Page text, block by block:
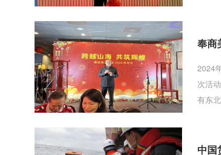
奉商
2024
次活
有东
中国